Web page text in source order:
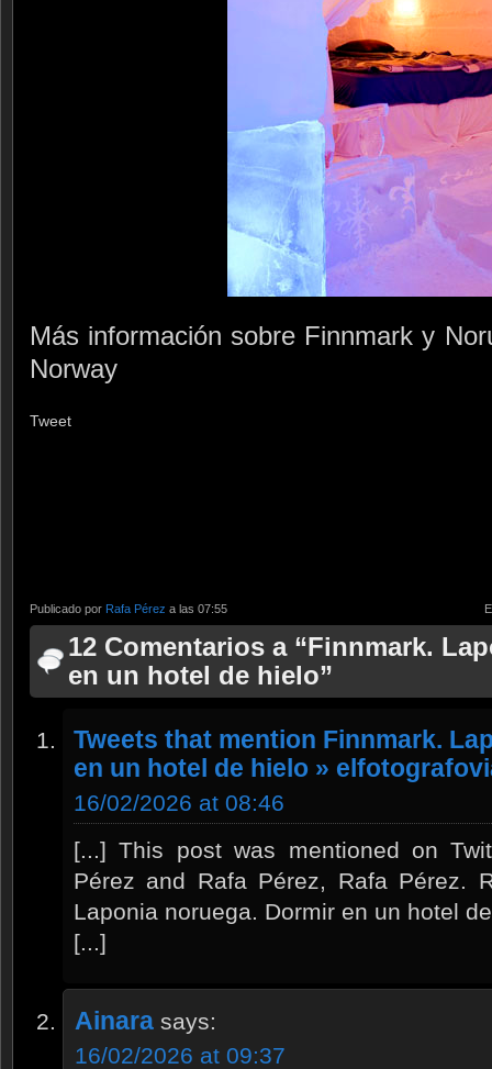
Más información sobre Finnmark y
Norway
Tweet
Publicado por Rafa Pérez a las 07:55
12 Comentarios a “Finnmark.
en un hotel de hielo”
Tweets that mention Finnmark.
en un hotel de hielo »
16/02/2026 at 08:46
[...] This post was mentioned on
Pérez and Rafa Pérez, Rafa Pérez.
Laponia noruega. Dormir en un hotel
[...]
Ainara says:
16/02/2026 at 09:37